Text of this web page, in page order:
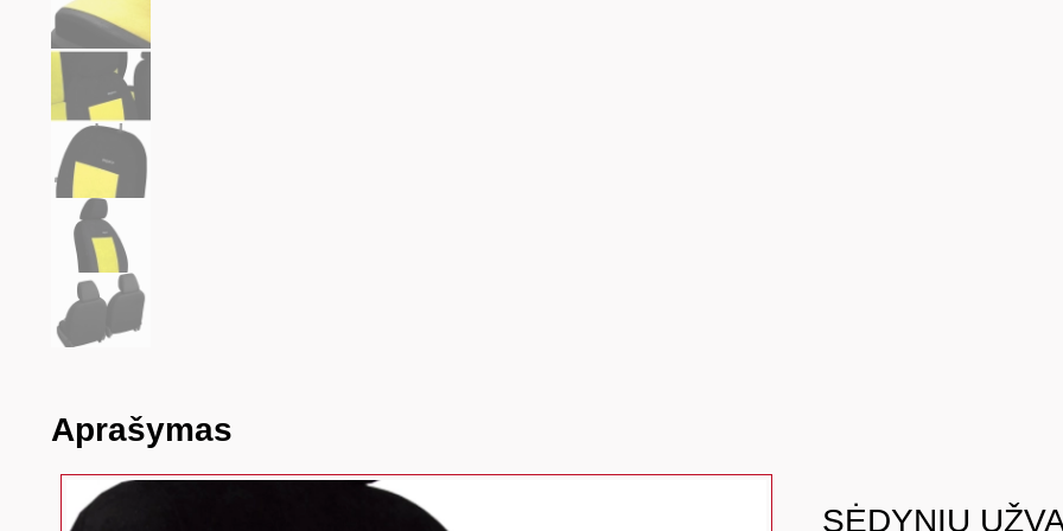
Aprašymas
SĖDYNIŲ